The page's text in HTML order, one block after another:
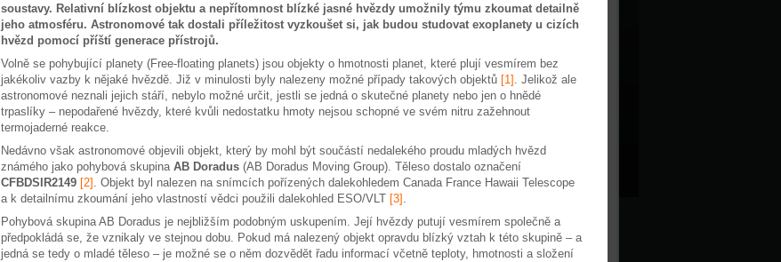
soustavy. Relativní blízkost objektu a nepřítomnost blízké jasné hvězdy umožnily týmu zkoumat detailně
jeho atmosféru. Astronomové tak dostali příležitost vyzkoušet si, jak budou studovat exoplanety u cizích
hvězd pomocí příští generace přístrojů.
Volně se pohybující planety (Free-floating planets) jsou objekty o hmotnosti planet, které plují vesmírem bez
jakékoliv vazby k nějaké hvězdě. Již v minulosti byly nalezeny možné případy takových objektů [1] . Jelikož ale
astronomové neznali jejich stáří, nebylo možné určit, jestli se jedná o skutečné planety nebo jen o hnědé
trpaslíky – nepodařené hvězdy, které kvůli nedostatku hmoty nejsou schopné ve svém nitru zažehnout
termojaderné reakce.
Nedávno však astronomové objevili objekt, který by mohl být součástí nedalekého proudu mladých hvězd
známého jako pohybová skupina AB Doradus (AB Doradus Moving Group). Těleso dostalo označení
CFBDSIR2149 [2] . Objekt byl nalezen na snímcích pořízených dalekohledem Canada France Hawaii Telescope
a k detailnímu zkoumání jeho vlastností vědci použili dalekohled ESO/VLT [3] .
Pohybová skupina AB Doradus je nejbližším podobným uskupením. Její hvězdy putují vesmírem společně a
předpokládá se, že vznikaly ve stejnou dobu. Pokud má nalezený objekt opravdu blízký vztah k této skupině – a
jedná se tedy o mladé těleso – je možné se o něm dozvědět řadu informací včetně teploty, hmotnosti a složení